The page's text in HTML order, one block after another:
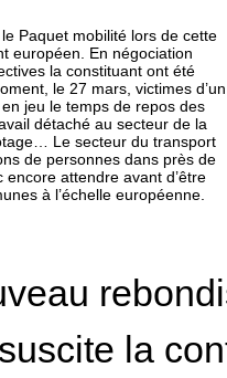
le Paquet mobilité lors de cette
européen. En négociation
la constituant ont été
le 27 mars, victimes d’un
jeu le temps de repos des
détaché au secteur de la
Le secteur du transport
de personnes dans près de
attendre avant d’être
à l’échelle européenne.
la